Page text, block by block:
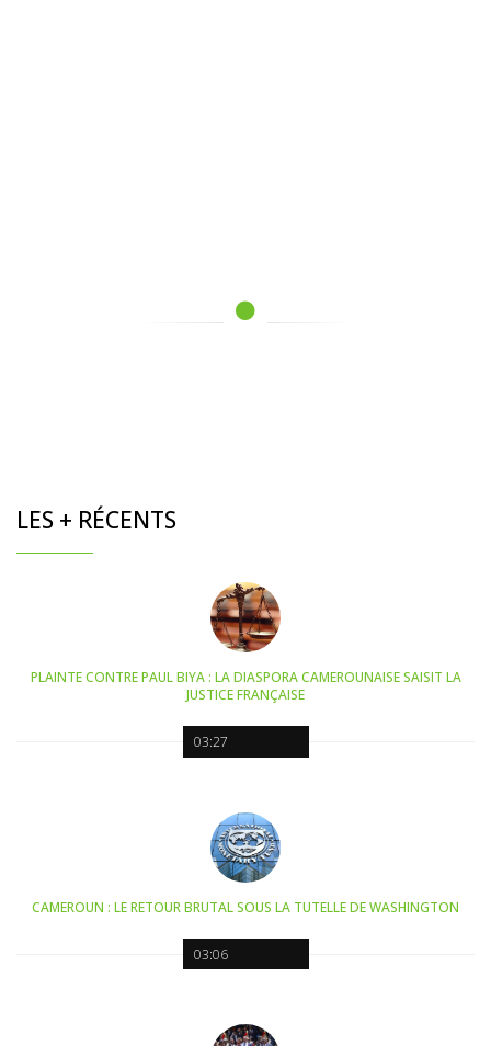
LES + RÉCENTS
03:27
PLAINTE CONTRE PAUL BIYA : LA DIASPORA CAMEROUNAISE SAISIT LA
JUSTICE FRANÇAISE
03:06
CAMEROUN : LE RETOUR BRUTAL SOUS LA TUTELLE DE WASHINGTON